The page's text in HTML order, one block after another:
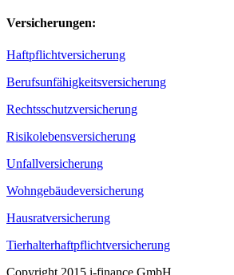
Versicherungen:
Haftpflichtversicherung
Berufsunfähigkeitsversicherung
Rechtsschutzversicherung
Risikolebensversicherung
Unfallversicherung
Wohngebäudeversicherung
Hausratversicherung
Tierhalterhaftpflichtversicherung
Copyright 2015 i-finance GmbH